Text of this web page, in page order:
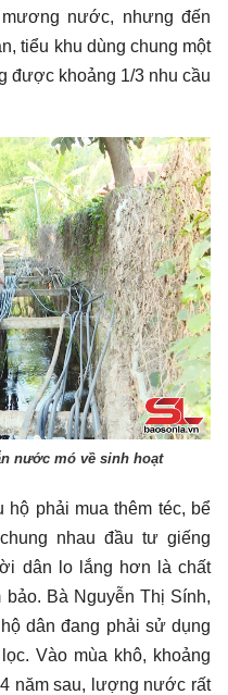
nước, nhưng đến
tiểu khu dùng chung một
được khoảng 1/3 nhu cầu
nước mó về sinh hoạt
hộ phải mua thêm téc, bể
nhau đầu tư giếng
dân lo lắng hơn là chất
Bà Nguyễn Thị Sính,
dân đang phải sử dụng
Vào mùa khô, khoảng
năm sau, lượng nước rất